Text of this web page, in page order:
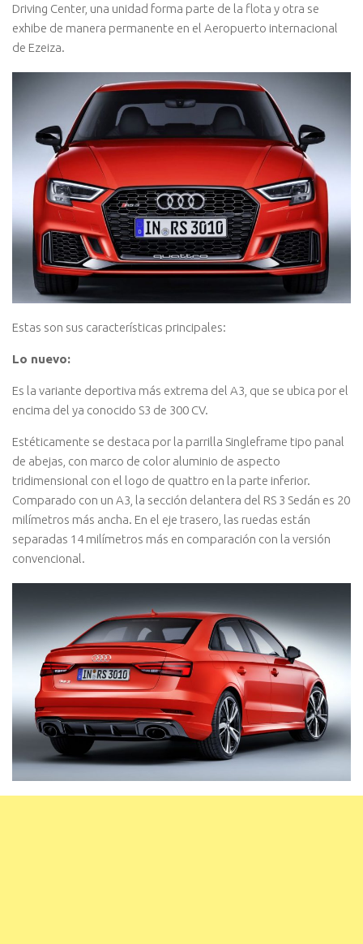
Driving Center, una unidad forma parte de la flota y otra se
exhibe de manera permanente en el Aeropuerto internacional
de Ezeiza.
Estas son sus características principales:
Lo nuevo:
Es la variante deportiva más extrema del A3, que se ubica por el
encima del ya conocido S3 de 300 CV.
Estéticamente se destaca por la parrilla Singleframe tipo panal
de abejas, con marco de color aluminio de aspecto
tridimensional con el logo de quattro en la parte inferior.
Comparado con un A3, la sección delantera del RS 3 Sedán es 20
milímetros más ancha. En el eje trasero, las ruedas están
separadas 14 milímetros más en comparación con la versión
convencional.